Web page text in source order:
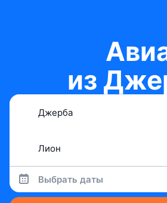
из
Выбрать даты